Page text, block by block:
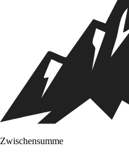
Zwischensumme